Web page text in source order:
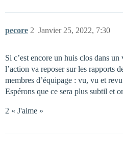
pecore Janvier 25, 2022, 7:30
2
Si c’est encore un huis clos dans
l’action va reposer sur les rapports
membres d’équipage : vu, vu et
Espérons que ce sera plus subtil et
2 « J'aime »